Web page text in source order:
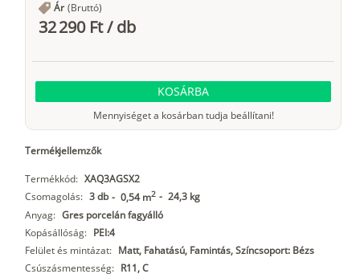
Ár (Bruttó)
32 290 Ft/db
KOSÁRBA
Mennyiséget a kosárban tudja beállítani!
Termékjellemzők
Termékkód: XAQ3AGSX2
Csomagolás: 3 db - 0,54 m2 - 24,3 kg
Anyag: Gres porcelán fagyálló
Kopásállóság: PEI:4
Felület és mintázat: Matt, Fahatású, Famintás, Színcsoport: Bézs
Csúszásmentesség: R11, C